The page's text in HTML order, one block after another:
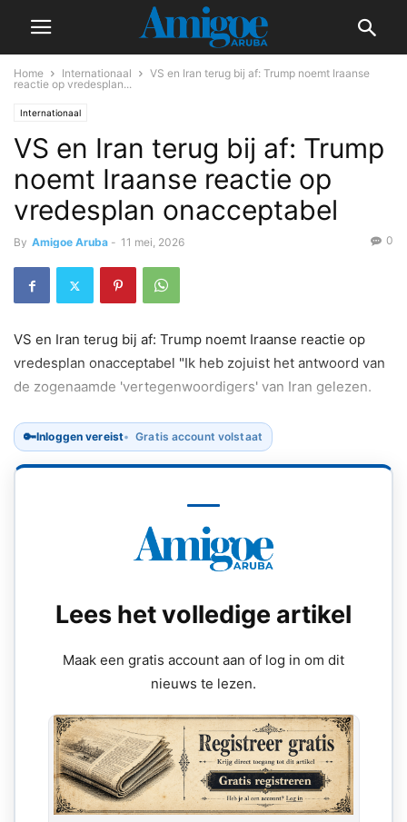
Home Internationaal
VS en Iran terug bij af: Trump noemt Iraanse
reactie op vredesplan...
Internationaal
VS en Iran terug bij af: Trump
noemt Iraanse reactie op
vredesplan onacceptabel
By Amigoe Aruba - 11 mei, 2026 0
VS en Iran terug bij af: Trump noemt Iraanse reactie op
vredesplan onacceptabel "Ik heb zojuist het antwoord van
de zogenaamde 'vertegenwoordigers' van Iran gelezen.
🔑Inloggen vereist Gratis account volstaat
Lees het volledige artikel
Maak een gratis account aan of log in om dit
nieuws te lezen.